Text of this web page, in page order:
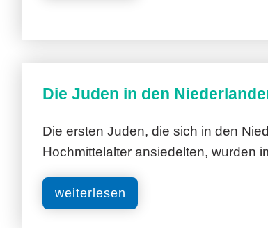
Die Juden in den
Die ersten Juden, die sich in den
Hochmittelalter ansiedelten, wurden
weiterlesen